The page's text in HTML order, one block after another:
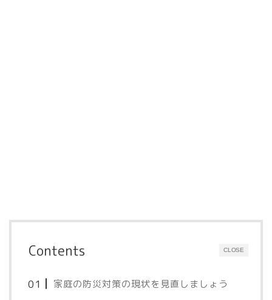
CLOSE
Contents
家庭の防災対策の現状を見直しましょう